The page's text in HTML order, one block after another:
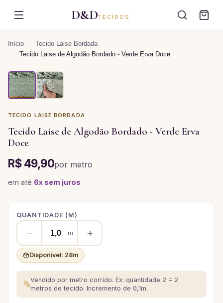
D&DTECIDOS
Início / Tecido Laise Bordada
/ Tecido Laise de Algodão Bordado - Verde Erva Doce
TECIDO LAISE BORDADA
Tecido Laise de Algodão Bordado - Verde Erva
Doce
R$ 49,90por metro
em até 6x sem juros
QUANTIDADE ( M)
m
Disponível: 28m
Vendido por metro corrido. Ex: quantidade 2 = 2
metros de tecido. Incremento de 0,1m.